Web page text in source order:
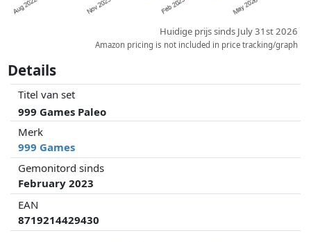
Huidige prijs sinds July 31st 2026
Amazon pricing is not included in price tracking/graph
Details
Titel van set
999 Games Paleo
Merk
999 Games
Gemonitord sinds
February 2023
EAN
8719214429430